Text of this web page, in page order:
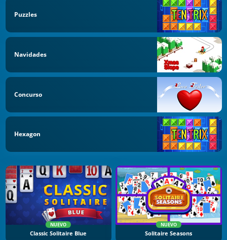
Puzzles
Navidades
Concurso
Hexagon
NUEVO
Classic Solitaire Blue
NUEVO
Solitaire Seasons